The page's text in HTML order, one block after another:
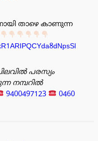
താഴെ കാണുന്ന
പരസ്യം
നമ്പറിൽ
9400497123
0460